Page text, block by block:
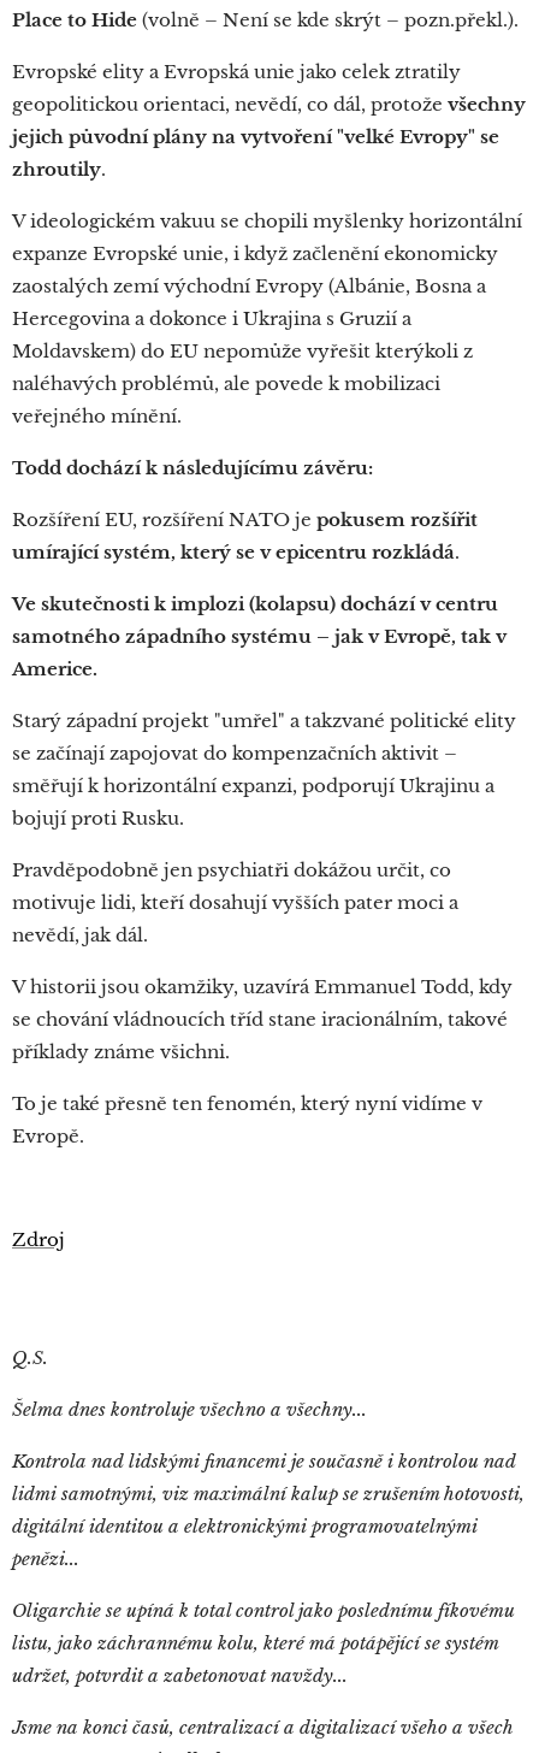
Place to Hide (volně – Není se kde skrýt – pozn.překl.).
Evropské elity a Evropská unie jako celek ztratily
geopolitickou orientaci, nevědí, co dál, protože všechny
jejich původní plány na vytvoření "velké Evropy" se
zhroutily.
V ideologickém vakuu se chopili myšlenky horizontální
expanze Evropské unie, i když začlenění ekonomicky
zaostalých zemí východní Evropy (Albánie, Bosna a
Hercegovina a dokonce i Ukrajina s Gruzií a
Moldavskem) do EU nepomůže vyřešit kterýkoli z
naléhavých problémů, ale povede k mobilizaci
veřejného mínění.
Todd dochází k následujícímu závěru:
Rozšíření EU, rozšíření NATO je pokusem rozšířit
umírající systém, který se v epicentru rozkládá.
Ve skutečnosti k implozi (kolapsu) dochází v centru
samotného západního systému – jak v Evropě, tak v
Americe.
Starý západní projekt "umřel" a takzvané politické elity
se začínají zapojovat do kompenzačních aktivit –
směřují k horizontální expanzi, podporují Ukrajinu a
bojují proti Rusku.
Pravděpodobně jen psychiatři dokážou určit, co
motivuje lidi, kteří dosahují vyšších pater moci a
nevědí, jak dál.
V historii jsou okamžiky, uzavírá Emmanuel Todd, kdy
se chování vládnoucích tříd stane iracionálním, takové
příklady známe všichni.
To je také přesně ten fenomén, který nyní vidíme v
Evropě.
Zdroj
Q.S.
Šelma dnes kontroluje všechno a všechny...
Kontrola nad lidskými financemi je současně i kontrolou nad
lidmi samotnými, viz maximální kalup se zrušením hotovosti,
digitální identitou a elektronickými programovatelnými
penězi...
Oligarchie se upíná k total control jako poslednímu fíkovému
listu, jako záchrannému kolu, které má potápějící se systém
udržet, potvrdit a zabetonovat navždy...
Jsme na konci časů, centralizací a digitalizací všeho a všech